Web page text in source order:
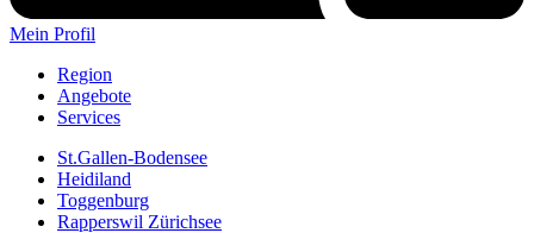
Mein Profil
Region
Angebote
Services
St.Gallen-Bodensee
Heidiland
Toggenburg
Rapperswil Zürichsee